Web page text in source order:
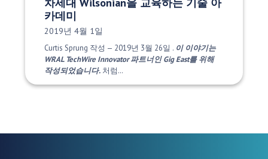
차세대 Wilsonian을 교육하는 기술 아
카데미
게시 날짜:
2019년 4월 1일
Curtis Sprung 작성 — 2019년 3월 26일 . 이 이야기는
WRAL TechWire Innovator 파트너인 Gig East를 위해
작성되었습니다. 처럼…